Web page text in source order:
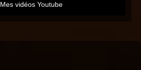
Mes vidéos Youtube